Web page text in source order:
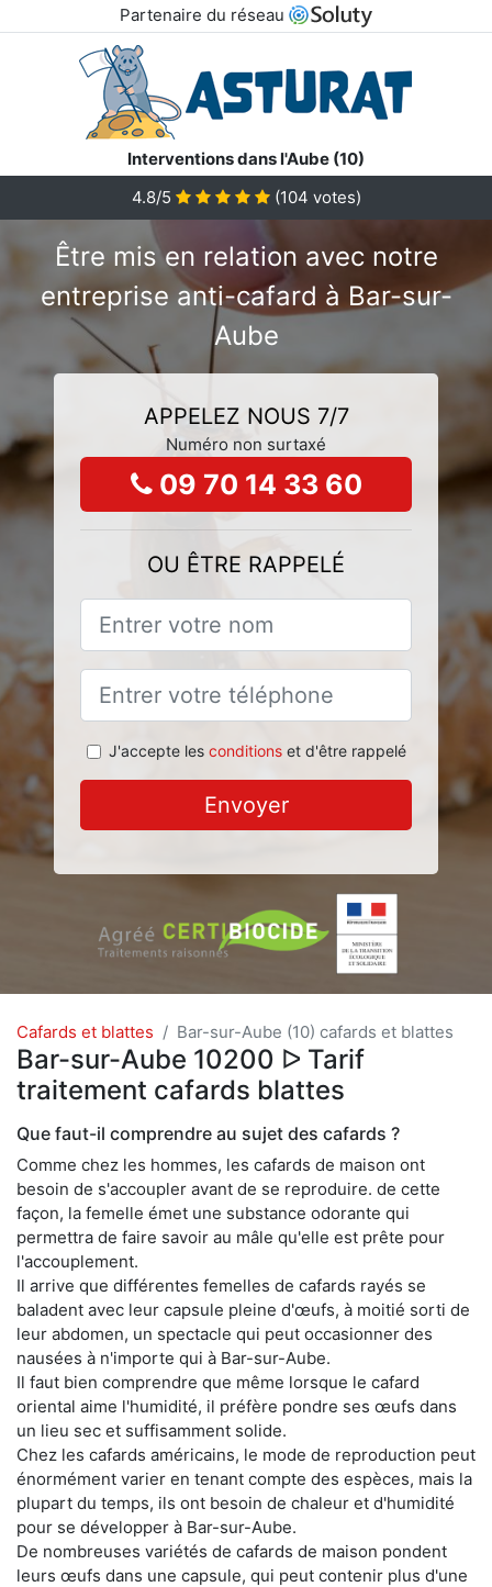
Partenaire du réseau
Interventions dans l'Aube (10)
4.8/5
(104 votes)
Être mis en relation avec notre
entreprise anti-cafard à Bar-sur-
Aube
APPELEZ NOUS 7/7
Numéro non surtaxé
09 70 14 33 60
OU ÊTRE RAPPELÉ
J'accepte les conditionset d'être rappelé
Envoyer
Cafards et blattes Bar-sur-Aube (10) cafards et blattes
Bar-sur-Aube 10200 ᐅ Tarif
traitement cafards blattes
Que faut-il comprendre au sujet des cafards ?
Comme chez les hommes, les cafards de maison ont
besoin de s'accoupler avant de se reproduire. de cette
façon, la femelle émet une substance odorante qui
permettra de faire savoir au mâle qu'elle est prête pour
l'accouplement.
Il arrive que différentes femelles de cafards rayés se
baladent avec leur capsule pleine d'œufs, à moitié sorti de
leur abdomen, un spectacle qui peut occasionner des
nausées à n'importe qui à Bar-sur-Aube.
Il faut bien comprendre que même lorsque le cafard
oriental aime l'humidité, il préfère pondre ses œufs dans
un lieu sec et suffisamment solide.
Chez les cafards américains, le mode de reproduction peut
énormément varier en tenant compte des espèces, mais la
plupart du temps, ils ont besoin de chaleur et d'humidité
pour se développer à Bar-sur-Aube.
De nombreuses variétés de cafards de maison pondent
leurs œufs dans une capsule, qui peut contenir plus d'une